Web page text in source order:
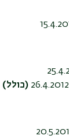
(כולל)